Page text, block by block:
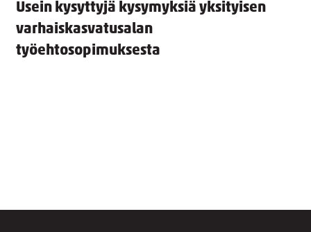
Usein kysyttyjä kysymyksiä yksityisen
varhaiskasvatusalan
työehtosopimuksesta